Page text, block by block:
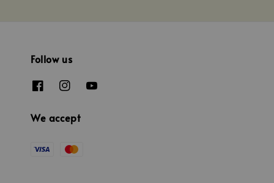
Follow us
We accept